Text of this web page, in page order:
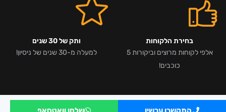
בחירת הלקוחות
אלפי לקוחות מרוצים וביקורות 5
כוכבים!
ותק של 30 שנים
למעלה מ-30 שנים של ניסיון!